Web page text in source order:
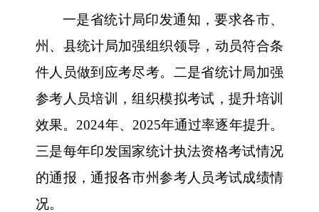
一是省统计局印发通知，要求各市、
州、县统计局加强组织领导，动员符合条
件人员做到应考尽考。二是省统计局加强
参考人员培训，组织模拟考试，提升培训
效果。2024年、2025年通过率逐年提升。
三是每年印发国家统计执法资格考试情况
的通报，通报各市州参考人员考试成绩情
况。